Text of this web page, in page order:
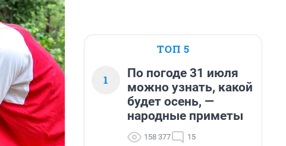
ТОП 5
1
По погоде 31 июля
можно узнать, какой
будет осень, —
народные приметы
158 377 15